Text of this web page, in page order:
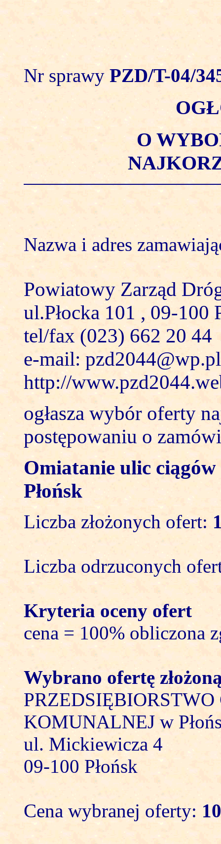
Nr sprawy PZD/T-04/
O
Nazwa i adres
Powiatowy Zarząd
ul.Płocka 101 , 09-100
tel/fax (023) 662 20 44
e-mail: pzd2044@wp.pl
http://
ogłasza wybór oferty
postępowaniu o
Omiatanie ulic
Płońsk
Liczba złożonych ofert:
Liczba odrzuconych
Kryteria oceny ofert
cena = 100% obliczona
Wybrano ofertę
KOMUNALNEJ w
ul. Mickiewicza 4
09-100 Płońsk
Cena wybranej oferty: